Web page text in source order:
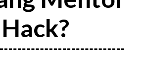
Hack?